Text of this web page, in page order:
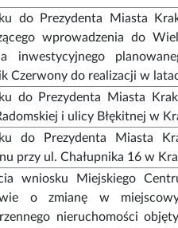
do Prezydenta Miasta
wprowadzenia do
inwestycyjnego
Czerwony do realizacji w
do Prezydenta Miasta
i ulicy Błękitnej w
do Prezydenta Miasta
przy ul. Chałupnika 16 w
wniosku Miejskiego
o zmianę w
nieruchomości